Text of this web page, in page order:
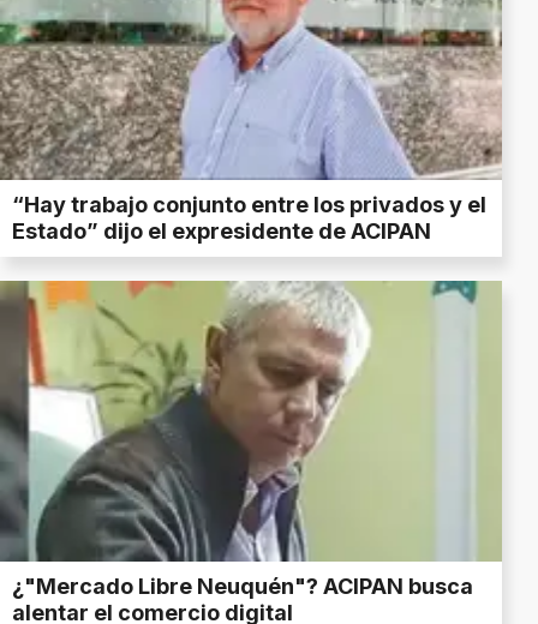
“Hay trabajo conjunto entre los privados y el
Estado” dijo el expresidente de ACIPAN
¿"Mercado Libre Neuquén"? ACIPAN busca
alentar el comercio digital